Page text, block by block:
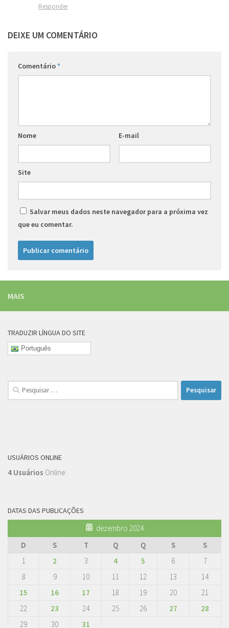
Responder
DEIXE UM COMENTÁRIO
Comentário*
Nome E-mail
Site
Salvar meus dados neste navegador para a próxima vez
que eu comentar.
MAIS
TRADUZIR LÍNGUA DO SITE
Português
Pesquisar
por:
USUÁRIOS ONLINE
4 Usuários Online
DATAS DAS PUBLICAÇÕES
dezembro 2024
D
S T Q Q S
S
1
2 3 4 5 6
7
8
9 10 11 12 13
14
15
16 17 18 19 20
21
22
23 24 25 26 27
28
29
30
31